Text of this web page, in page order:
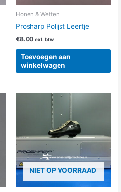
Honen & Wetten
Prosharp Polijst Leertje
€8.00 exl. btw
Toevoegen aan
winkelwagen
NIET OP VOORRAAD